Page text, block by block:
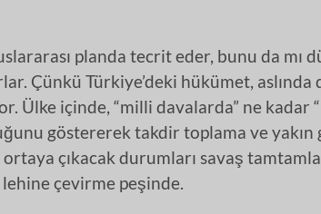
planda tecrit eder, bunu da mı
Çünkü Türkiye’deki hükümet, aslında
Ülke içinde, “milli davalarda” ne kadar
göstererek takdir toplama ve yakın
çıkacak durumları savaş
lehine çevirme peşinde.